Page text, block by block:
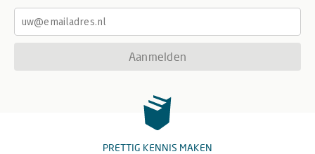
Aanmelden
PRETTIG KENNIS MAKEN